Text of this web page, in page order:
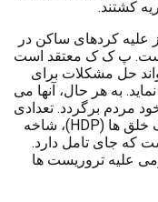
کردهای ساکن در
پ ک ک معتقد است
حل مشکلات برای
به هر حال، آنها می
۱۵ ژوئیه علیه خود مردم برگردد. تعدادی
حملات علیه دفاتر استانی حزب دموکراتیک خلق ها (HDP)، شاخه
که جای تامل دارد.
علیه تروریست ها